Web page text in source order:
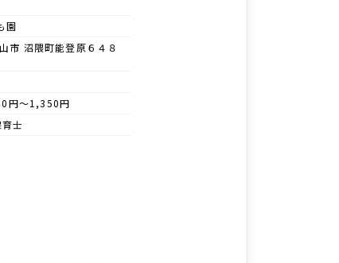
園
市 沼隈町能登原６４８
円～1,350円
士